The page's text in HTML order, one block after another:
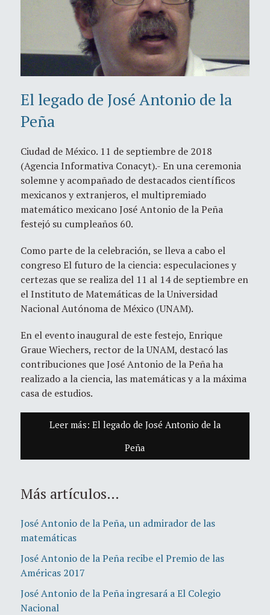
El legado de José Antonio de la
Peña
Ciudad de México. 11 de septiembre de 2018
(Agencia Informativa Conacyt).- En una ceremonia
solemne y acompañado de destacados científicos
mexicanos y extranjeros, el multipremiado
matemático mexicano José Antonio de la Peña
festejó su cumpleaños 60.
Como parte de la celebración, se lleva a cabo el
congreso El futuro de la ciencia: especulaciones y
certezas que se realiza del 11 al 14 de septiembre en
el Instituto de Matemáticas de la Universidad
Nacional Autónoma de México (UNAM).
En el evento inaugural de este festejo, Enrique
Graue Wiechers, rector de la UNAM, destacó las
contribuciones que José Antonio de la Peña ha
realizado a la ciencia, las matemáticas y a la máxima
casa de estudios.
Leer más: El legado de José Antonio de la
Peña
Más artículos…
José Antonio de la Peña, un admirador de las
matemáticas
José Antonio de la Peña recibe el Premio de las
Américas 2017
José Antonio de la Peña ingresará a El Colegio
Nacional